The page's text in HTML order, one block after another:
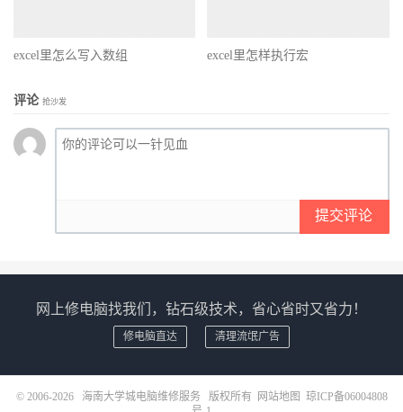
excel里怎么写入数组 excel里怎样执行宏
评论 抢沙发
提交评论
网上修电脑找我们，钻石级技术，省心省时又省力！
修电脑直达 清理流氓广告
© 2006-2026 海南大学城电脑维修服务 版权所有 网站地图 琼ICP备06004808